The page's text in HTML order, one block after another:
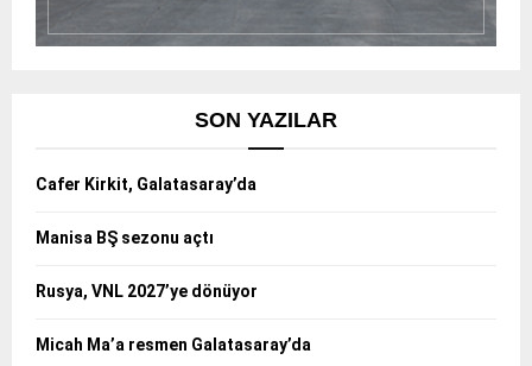
SON YAZILAR
Cafer Kirkit, Galatasaray’da
Manisa BŞ sezonu açtı
Rusya, VNL 2027’ye dönüyor
Micah Ma’a resmen Galatasaray’da